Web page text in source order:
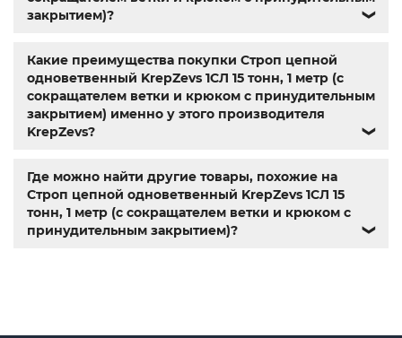
закрытием)?
❯
Какие преимущества покупки Строп цепной
одноветвенный KrepZevs 1СЛ 15 тонн, 1 метр (с
сокращателем ветки и крюком с принудительным
закрытием) именно у этого производителя
KrepZevs?
❯
Где можно найти другие товары, похожие на
Строп цепной одноветвенный KrepZevs 1СЛ 15
тонн, 1 метр (с сокращателем ветки и крюком с
принудительным закрытием)?
❯